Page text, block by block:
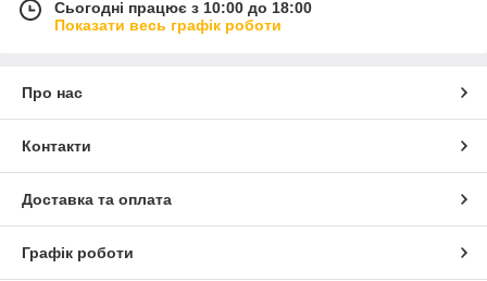
Сьогодні працює з 10:00 до 18:00
Показати весь графік роботи
Про нас
Контакти
Доставка та оплата
Графік роботи